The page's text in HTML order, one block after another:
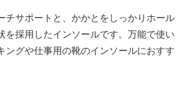
チサポートと、かかとをしっかりホール
を採用したインソールです。万能で使い
ングや仕事用の靴のインソールにおすす